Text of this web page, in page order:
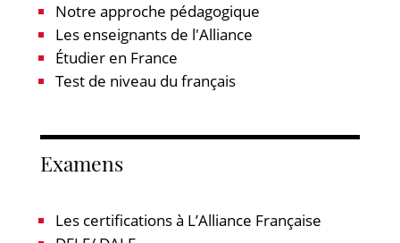
Notre approche pédagogique
Les enseignants de l'Alliance
Étudier en France
Test de niveau du français
Examens
Les certifications à L’Alliance Française